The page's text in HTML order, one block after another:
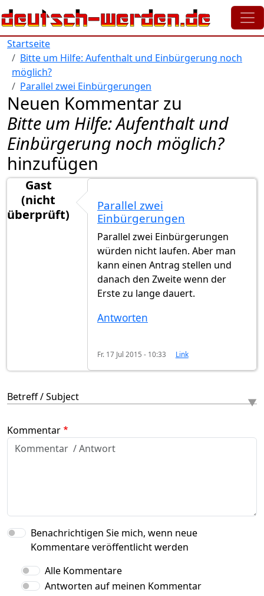
Direkt zum Inhalt
Startseite
Bitte um Hilfe: Aufenthalt und Einbürgerung noch
möglich?
Parallel zwei Einbürgerungen
Neuen Kommentar zu
Bitte um Hilfe: Aufenthalt und
Einbürgerung noch möglich?
hinzufügen
Gast
(nicht
überprüft)
Parallel zwei
Einbürgerungen
Parallel zwei Einbürgerungen
würden nicht laufen. Aber man
kann einen Antrag stellen und
danach den Zweite wenn der
Erste zu lange dauert.
Antworten
Fr. 17 Jul 2015 - 10:33 Link
Betreff / Subject
Kommentar
Benachrichtigen Sie mich, wenn neue
Kommentare veröffentlicht werden
Alle Kommentare
Antworten auf meinen Kommentar